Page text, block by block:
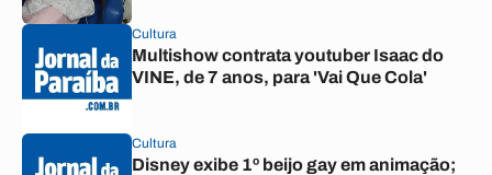
Cultura
Multishow contrata youtuber Isaac do
VINE, de 7 anos, para 'Vai Que Cola'
Cultura
Disney exibe 1º beijo gay em animação;